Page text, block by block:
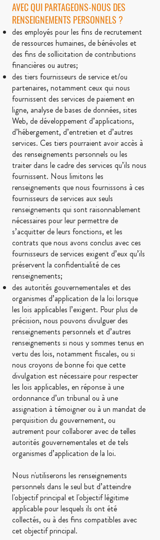
AVEC QUI PARTAGEONS-NOUS DES
RENSEIGNEMENTS PERSONNELS ?
des employés pour les fins de recrutement
de ressources humaines, de bénévoles et
des fins de sollicitation de contributions
financières ou autres;
des tiers fournisseurs de service et/ou
partenaires, notamment ceux qui nous
fournissent des services de paiement en
ligne, analyse de bases de données, sites
Web, de développement d’applications,
d’hébergement, d’entretien et d’autres
services. Ces tiers pourraient avoir accès à
des renseignements personnels ou les
traiter dans le cadre des services qu’ils nous
fournissent. Nous limitons les
renseignements que nous fournissons à ces
fournisseurs de services aux seuls
renseignements qui sont raisonnablement
nécessaires pour leur permettre de
s’acquitter de leurs fonctions, et les
contrats que nous avons conclus avec ces
fournisseurs de services exigent d’eux qu’ils
préservent la confidentialité de ces
renseignements;
des autorités gouvernementales et des
organismes d’application de la loi lorsque
les lois applicables l’exigent. Pour plus de
précision, nous pouvons divulguer des
renseignements personnels et d’autres
renseignements si nous y sommes tenus en
vertu des lois, notamment fiscales, ou si
nous croyons de bonne foi que cette
divulgation est nécessaire pour respecter
les lois applicables, en réponse à une
ordonnance d’un tribunal ou à une
assignation à témoigner ou à un mandat de
perquisition du gouvernement, ou
autrement pour collaborer avec de telles
autorités gouvernementales et de tels
organismes d’application de la loi.
Nous n'utiliserons les renseignements
personnels dans le seul but d’atteindre
l'objectif principal et l'objectif légitime
applicable pour lesquels ils ont été
collectés, ou à des fins compatibles avec
cet objectif principal.